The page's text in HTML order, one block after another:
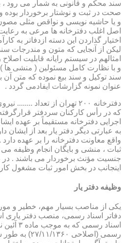
سند محکم و قانونی به شمار می رود ،
صحت در ثبت و نوشتار برخوردار بوده
و یا حاشیه نویسی و نواقص مثلی
اصل اغلب دفترخانه ها مرعی به رعایت
اختیار گذاردن این دسته ازدفاتر به
لیکن از آنجایی که متون و مندرجات
امثالهم در سیستم رایانه قابلیت
و با نظارت کامل مسئولین ( منشی ها )
سند توکیل و سند بیع نموده که متن
عنوان نمونه گزارشات ایفادمی گردد .
دفترخانه ۲۰۰ تهران از تعداد
که در رأس کارکنان سردفتر
اجرایی دفترخانه مستقیماً بر عهده
به عبارتی دیگر دفتر یار بعد از
واقع معاونت دفترخانه را بر عهده
ثبات ، منشی و بایگان انجام وظیفه می
جنسیت مؤنث برخوردار می باشند .
اینجانب در بخش امور ثبات مشغول
وظیفه دفتر یار
یكی از مناصب بسیار مهم، خطیر و
دفاتر اسناد رسمی، منصب دفتر یاری
اسناد
رسمی (اصلاحی